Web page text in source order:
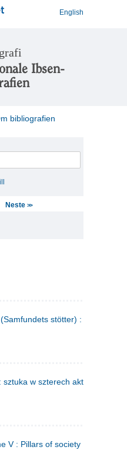
English
Ibsen-
bibliografien
Neste >>
stötter) : commedia
w szterech aktach
V : Pillars of society ; A doll's